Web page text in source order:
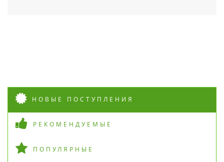
НОВЫЕ ПОСТУПЛЕНИЯ
РЕКОМЕНДУЕМЫЕ
ПОПУЛЯРНЫЕ